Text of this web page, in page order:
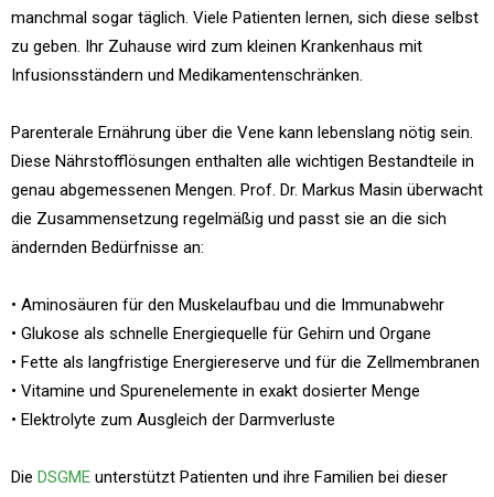
manchmal sogar täglich. Viele Patienten lernen, sich diese selbst
zu geben. Ihr Zuhause wird zum kleinen Krankenhaus mit
Infusionsständern und Medikamentenschränken.
Parenterale Ernährung über die Vene kann lebenslang nötig sein.
Diese Nährstofflösungen enthalten alle wichtigen Bestandteile in
genau abgemessenen Mengen. Prof. Dr. Markus Masin überwacht
die Zusammensetzung regelmäßig und passt sie an die sich
ändernden Bedürfnisse an:
• Aminosäuren für den Muskelaufbau und die Immunabwehr
• Glukose als schnelle Energiequelle für Gehirn und Organe
• Fette als langfristige Energiereserve und für die Zellmembranen
• Vitamine und Spurenelemente in exakt dosierter Menge
• Elektrolyte zum Ausgleich der Darmverluste
Die DSGME unterstützt Patienten und ihre Familien bei dieser